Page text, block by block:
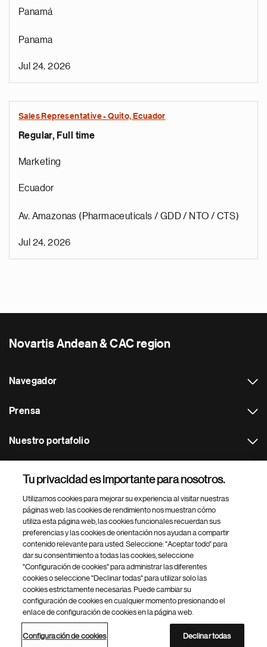
Panamá
Panama
Jul 24, 2026
Sales Representative - Quito, Ecuador
Regular, Full time
Marketing
Ecuador
Av. Amazonas (Pharmaceuticals / GDD / NTO / CTS)
Jul 24, 2026
Novartis Andean & CAC region
Navegador
Prensa
Nuestro portafolio
Footer Site Search
inferior
del
© 2026 Novartis AG
Política de privacidad Términos de uso
Accesibilidad
Configuración de cookies
Mapa del sitio
Tu privacidad es importante para nosotros.
Utilizamos cookies para mejorar su experiencia al visitar nuestras
páginas web: las cookies de rendimiento nos muestran cómo
utiliza esta página web, las cookies funcionales recuerdan sus
preferencias y las cookies de orientación nos ayudan a compartir
contenido relevante para usted. Seleccione: "Aceptar todo" para
dar su consentimiento a todas las cookies, seleccione
"Configuración de cookies" para administrar las diferentes
cookies o seleccione "Declinar todas" para utilizar solo las
cookies estrictamente necesarias. Puede cambiar su
configuración de cookies en cualquier momento presionando el
enlace de configuración de cookies en la página web.
Configuración de cookies Declinar todas